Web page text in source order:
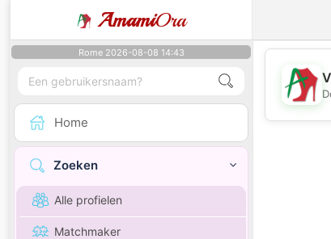
AmamiOra
Rome 2026-08-08 14:43
Home
Zoeken
Alle profielen
Matchmaker